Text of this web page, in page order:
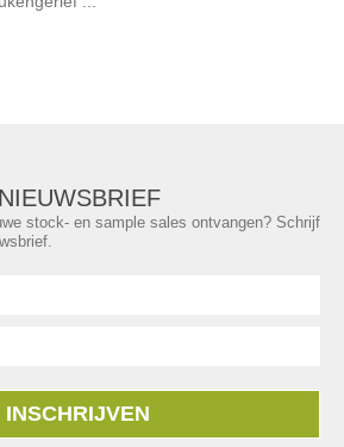
stock- en sample sales ontvangen? Schrijf
INSCHRIJVEN